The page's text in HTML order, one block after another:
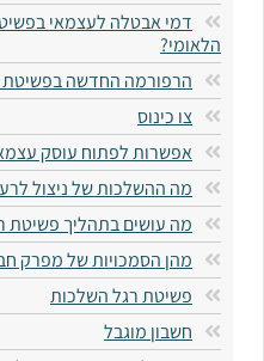
דמי אבטלה לעצמאי
הלאומי?
הרפורמה החדשה בפשיטת
צו כינוס
אפשרות לפתוח עוסק
מה ההשלכות של ניצול
מה עושים בתהליך פשיטת
מהן הסמכויות של מפרק
פשיטת רגל השלכות
חשבון מוגבל